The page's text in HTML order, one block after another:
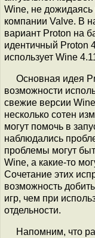
Wine, не
компании Valve. В
вариант Proton на
идентичный Proton
использует Wine
Основная идея
возможности
свежие версии
несколько сотен
могут помочь в
наблюдались
проблемы могут
Wine, а какие-то
Сочетание этих
возможность
игр, чем при
отдельности.
Напомним, что